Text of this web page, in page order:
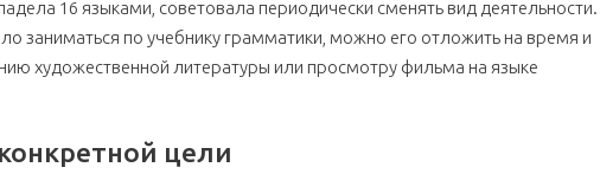
16 языками, советовала периодически сменять вид деятельности.
заниматься по учебнику грамматики, можно его отложить на время и
художественной литературы или просмотру фильма на языке
цели